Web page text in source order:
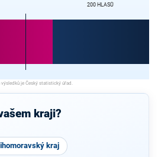
200 HLASŮ
kraji?
kraj